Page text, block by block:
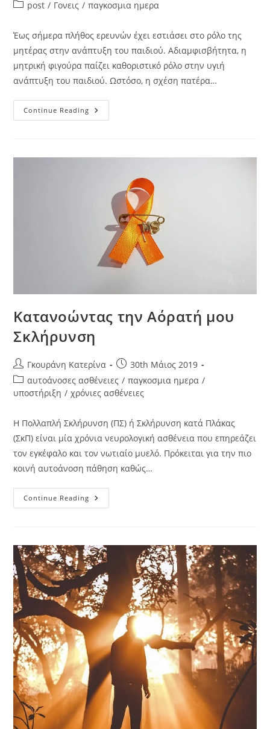
post / Γονεις / παγκοσμια ημερα
Έως σήμερα πλήθος ερευνών έχει εστιάσει στο ρόλο της
μητέρας στην ανάπτυξη του παιδιού. Αδιαμφισβήτητα, η
μητρική φιγούρα παίζει καθοριστικό ρόλο στην υγιή
ανάπτυξη του παιδιού. Ωστόσο, η σχέση πατέρα…
Continue Reading
Κατανοώντας την Αόρατή μου
Σκλήρυνση
Γκουράνη Κατερίνα
30th Μάιος 2019
αυτοάνοσες ασθένειες / παγκοσμια ημερα /
υποστήριξη / χρόνιες ασθένειες
Η Πολλαπλή Σκλήρυνση (ΠΣ) ή Σκλήρυνση κατά Πλάκας
(ΣκΠ) είναι μία χρόνια νευρολογική ασθένεια που επηρεάζει
τον εγκέφαλο και τον νωτιαίο μυελό. Πρόκειται για την πιο
κοινή αυτοάνοση πάθηση καθώς…
Continue Reading